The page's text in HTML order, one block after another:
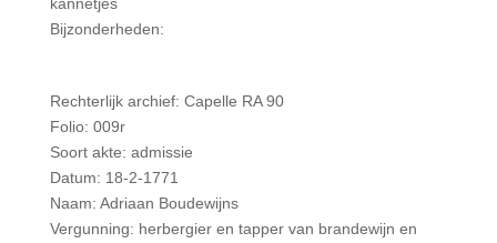
Bijzonderheden:
Rechterlijk archief: Capelle RA 90
Folio: 009r
Soort akte: admissie
Datum: 18-2-1771
Naam: Adriaan Boudewijns
Vergunning: herbergier en tapper van brandewijn en